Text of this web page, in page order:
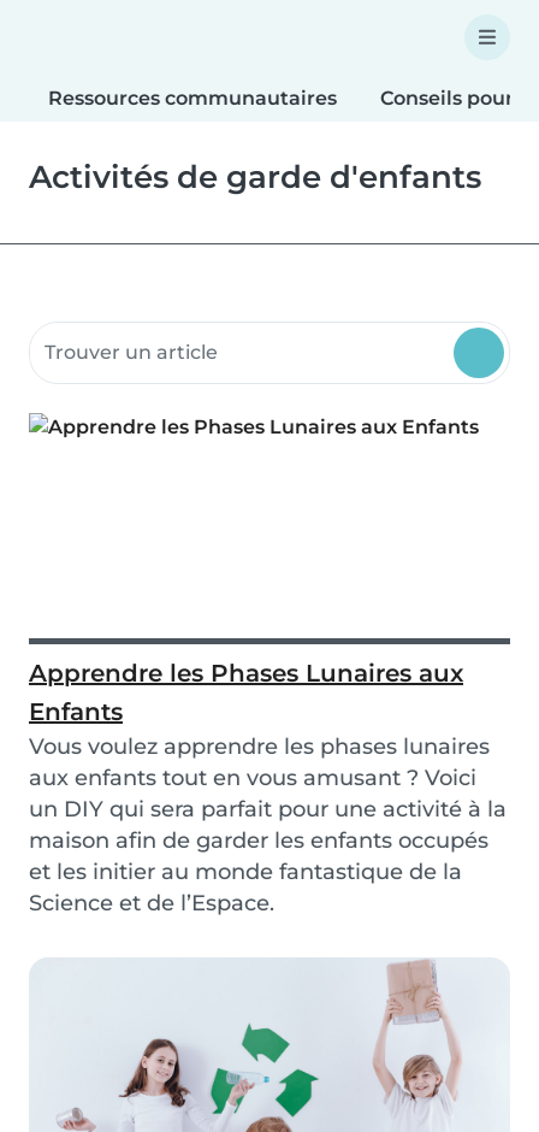
Ressources communautaires Conseils pour
Activités de garde d'enfants
Rechercher dans les ressources communautaires
Apprendre les Phases Lunaires aux
Enfants
Vous voulez apprendre les phases lunaires
aux enfants tout en vous amusant ? Voici
un DIY qui sera parfait pour une activité à la
maison afin de garder les enfants occupés
et les initier au monde fantastique de la
Science et de l’Espace.